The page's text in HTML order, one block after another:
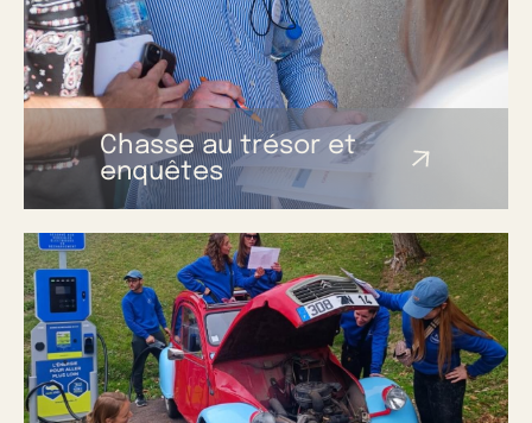
Chasse au trésor et
enquêtes